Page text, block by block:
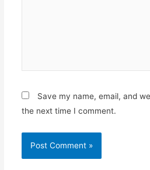
Save my name, email, and
the next time I comment.